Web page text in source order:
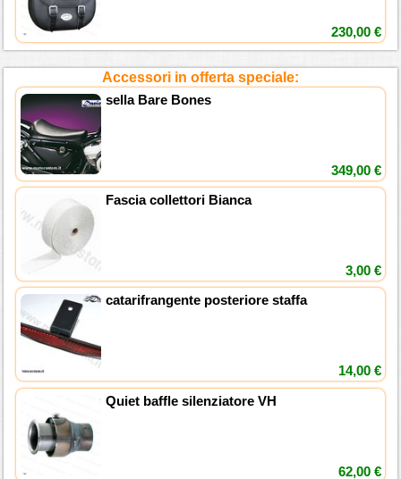
230,00 €
Accessori in offerta speciale:
sella Bare Bones
349,00 €
Fascia collettori Bianca
3,00 €
catarifrangente posteriore staffa
14,00 €
Quiet baffle silenziatore VH
62,00 €